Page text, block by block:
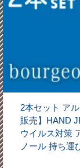
2本セット ア
販売】HAND
ウイルス対策
ノール 持ち運